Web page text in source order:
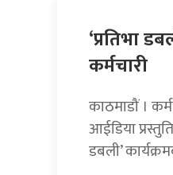
‘प्रतिभा
कर्मचारी
काठमाडौं ।
आईडिया
डबली’